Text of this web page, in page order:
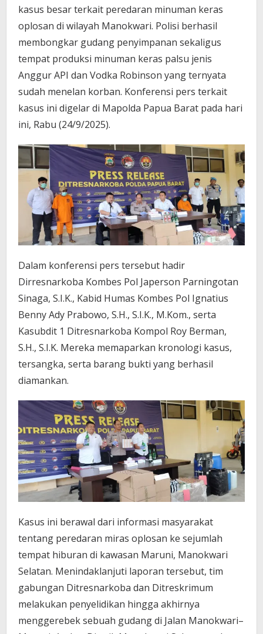
kasus besar terkait peredaran minuman keras
oplosan di wilayah Manokwari. Polisi berhasil
membongkar gudang penyimpanan sekaligus
tempat produksi minuman keras palsu jenis
Anggur API dan Vodka Robinson yang ternyata
sudah menelan korban. Konferensi pers terkait
kasus ini digelar di Mapolda Papua Barat pada hari
ini, Rabu (24/9/2025).
Dalam konferensi pers tersebut hadir
Dirresnarkoba Kombes Pol Japerson Parningotan
Sinaga, S.I.K., Kabid Humas Kombes Pol Ignatius
Benny Ady Prabowo, S.H., S.I.K., M.Kom., serta
Kasubdit 1 Ditresnarkoba Kompol Roy Berman,
S.H., S.I.K. Mereka memaparkan kronologi kasus,
tersangka, serta barang bukti yang berhasil
diamankan.
Kasus ini berawal dari informasi masyarakat
tentang peredaran miras oplosan ke sejumlah
tempat hiburan di kawasan Maruni, Manokwari
Selatan. Menindaklanjuti laporan tersebut, tim
gabungan Ditresnarkoba dan Ditreskrimum
melakukan penyelidikan hingga akhirnya
menggerebek sebuah gudang di Jalan Manokwari–